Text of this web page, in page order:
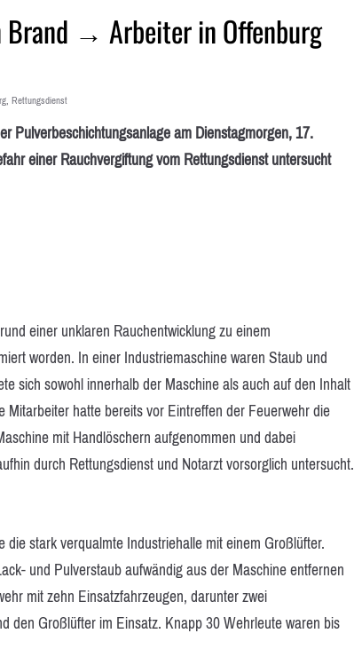
Brand → Arbeiter in Offenburg
, Rettungsdienst
Pulverbeschichtungsanlage am Dienstagmorgen, 17.
einer Rauchvergiftung vom Rettungsdienst untersucht
einer unklaren Rauchentwicklung zu einem
worden. In einer Industriemaschine waren Staub und
sich sowohl innerhalb der Maschine als auch auf den Inhalt
hatte bereits vor Eintreffen der Feuerwehr die
mit Handlöschern aufgenommen und dabei
durch Rettungsdienst und Notarzt vorsorglich untersucht.
stark verqualmte Industriehalle mit einem Großlüfter.
und Pulverstaub aufwändig aus der Maschine entfernen
mit zehn Einsatzfahrzeugen, darunter zwei
den Großlüfter im Einsatz. Knapp 30 Wehrleute waren bis